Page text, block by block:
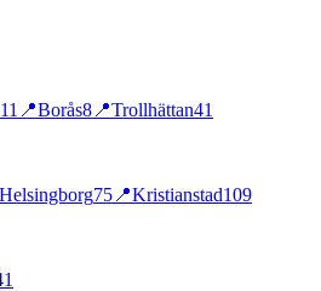
📍Borås8 📍Trollhättan41
Helsingborg75 📍Kristianstad109